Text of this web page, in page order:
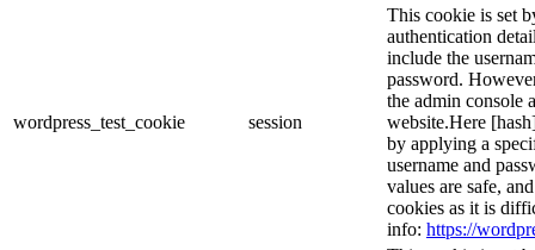
wordpress_test_cookie session
This cookie is set
authentication
include the
password.
the admin console
website.Here
by applying a
username and
values are safe,
cookies as it is
info: https://